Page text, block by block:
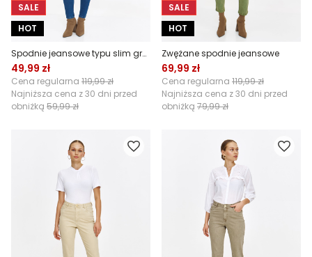
SALE
HOT
Spodnie jeansowe typu slim granatowe
49,99 zł
Cena regularna 119,99 zł
Najniższa cena z 30 dni przed
obniżką 59,99 zł
SALE
HOT
Zwężane spodnie jeansowe
69,99 zł
Cena regularna 119,99 zł
Najniższa cena z 30 dni przed
obniżką 79,99 zł